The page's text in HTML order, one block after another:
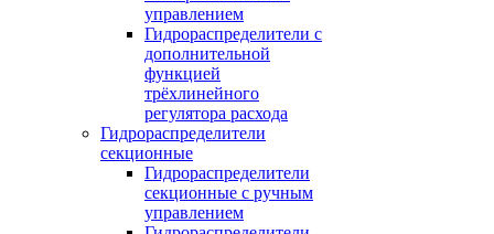
управлением
Гидрораспределители с
дополнительной
функцией
трёхлинейного
регулятора расхода
Гидрораспределители
секционные
Гидрораспределители
секционные с ручным
управлением